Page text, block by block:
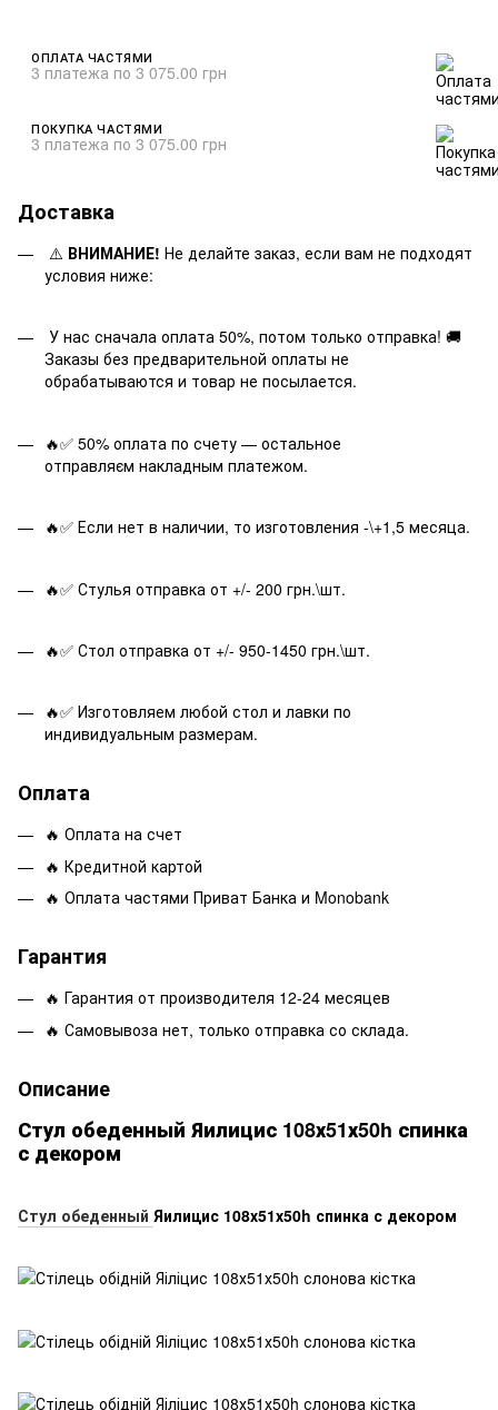
ОПЛАТА ЧАСТЯМИ
3 платежа по 3 075.00 грн
ПОКУПКА ЧАСТЯМИ
3 платежа по 3 075.00 грн
Доставка
⚠️ ВНИМАНИЕ! Не делайте заказ, если вам не подходят
условия ниже:
У нас сначала оплата 50%, потом только отправка! 🚚
Заказы без предварительной оплаты не
обрабатываются и товар не посылается.
🔥✅ 50% оплата по счету — остальное
отправляєм накладным платежом.
🔥✅ Если нет в наличии, то изготовления -\+1,5 месяца.
🔥✅ Стулья отправка от +/- 200 грн.\шт.
🔥✅ Стол отправка от +/- 950-1450 грн.\шт.
🔥✅ Изготовляем любой стол и лавки по
индивидуальным размерам.
Оплата
🔥 Оплата на счет
🔥 Кредитной картой
🔥 Оплата частями Приват Банка и Monobank
Гарантия
🔥 Гарантия от производителя 12-24 месяцев
🔥 Самовывоза нет, только отправка со склада.
Описание
Стул обеденный Яилицис 108х51х50h спинка
с декором
Стул обеденный Яилицис 108х51х50h спинка с декором